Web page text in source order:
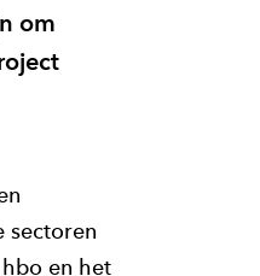
om
sectoren
en het